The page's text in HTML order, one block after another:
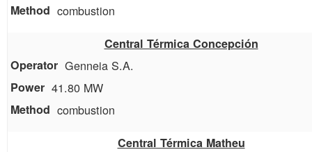
combustion
Central Térmica Concepción
Genneia S.A.
41.80 MW
combustion
Central Térmica Matheu